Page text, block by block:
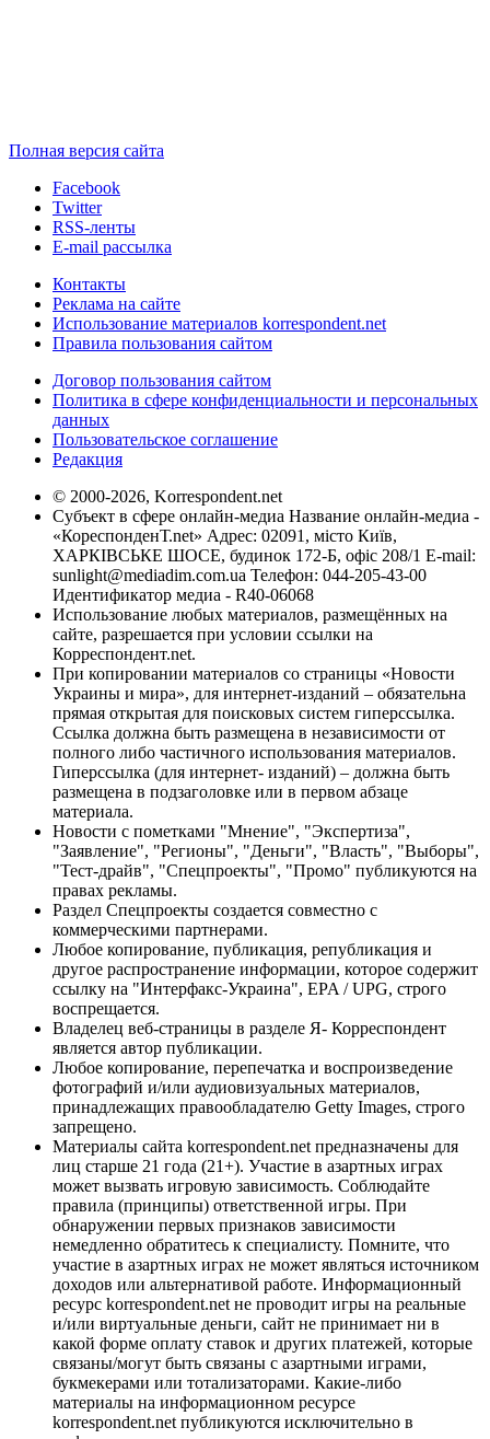
Полная версия сайта
Facebook
Twitter
RSS-ленты
E-mail рассылка
Контакты
Реклама на сайте
Использование материалов korrespondent.net
Правила пользования сайтом
Договор пользования сайтом
Политика в сфере конфиденциальности и персональных
данных
Пользовательское соглашение
Редакция
© 2000-2026, Korrespondent.net
Субъект в сфере онлайн-медиа Название онлайн-медиа -
«КореспонденТ.net» Адрес: 02091, місто Київ,
ХАРКІВСЬКЕ ШОСЕ, будинок 172-Б, офіс 208/1 E-mail:
sunlight@mediadim.com.ua Телефон: 044-205-43-00
Идентификатор медиа - R40-06068
Использование любых материалов, размещённых на
сайте, разрешается при условии ссылки на
Корреспондент.net.
При копировании материалов со страницы «Новости
Украины и мира», для интернет-изданий – обязательна
прямая открытая для поисковых систем гиперссылка.
Ссылка должна быть размещена в независимости от
полного либо частичного использования материалов.
Гиперссылка (для интернет- изданий) – должна быть
размещена в подзаголовке или в первом абзаце
материала.
Новости с пометками "Мнение", "Экспертиза",
"Заявление", "Регионы", "Деньги", "Власть", "Выборы",
"Тест-драйв", "Спецпроекты", "Промо" публикуются на
правах рекламы.
Раздел Спецпроекты создается совместно с
коммерческими партнерами.
Любое копирование, публикация, републикация и
другое распространение информации, которое содержит
ссылку на "Интерфакс-Украина", EPA / UPG, строго
воспрещается.
Владелец веб-страницы в разделе Я- Корреспондент
является автор публикации.
Любое копирование, перепечатка и воспроизведение
фотографий и/или аудиовизуальных материалов,
принадлежащих правообладателю Getty Images, строго
запрещено.
Материалы сайта korrespondent.net предназначены для
лиц старше 21 года (21+). Участие в азартных играх
может вызвать игровую зависимость. Соблюдайте
правила (принципы) ответственной игры. При
обнаружении первых признаков зависимости
немедленно обратитесь к специалисту. Помните, что
участие в азартных играх не может являться источником
доходов или альтернативой работе. Информационный
ресурс korrespondent.net не проводит игры на реальные
и/или виртуальные деньги, сайт не принимает ни в
какой форме оплату ставок и других платежей, которые
связаны/могут быть связаны с азартными играми,
букмекерами или тотализаторами. Какие-либо
материалы на информационном ресурсе
korrespondent.net публикуются исключительно в